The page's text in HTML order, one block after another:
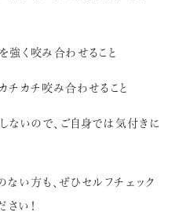
強く咬み合わせること
チカチ咬み合わせること
ないので、ご自身では気付きに
い方も、ぜひセルフチェック
さい！